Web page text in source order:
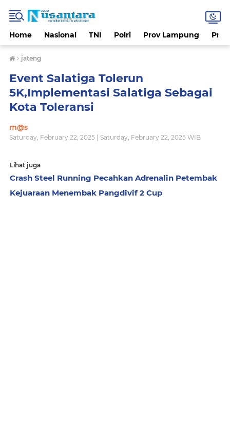
Home Nasional TNI Polri Prov Lampung
› jateng
Event Salatiga Tolerun
5K,Implementasi Salatiga Sebagai
Kota Toleransi
m@s
Saturday, February 22, 2025 | Saturday, February 22, 2025 WIB
Lihat juga
Crash Steel Running Pecahkan Adrenalin Petembak
Kejuaraan Menembak Pangdivif 2 Cup